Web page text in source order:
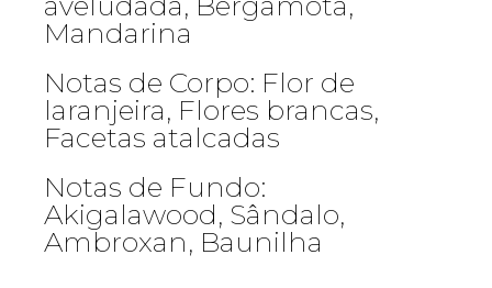
Mandarina
Notas de Corpo: Flor de
laranjeira, Flores brancas,
Facetas atalcadas
Notas de Fundo:
Akigalawood, Sândalo,
Ambroxan, Baunilha